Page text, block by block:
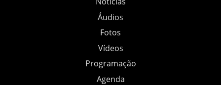
Áudios
Fotos
Vídeos
Programação
Agenda